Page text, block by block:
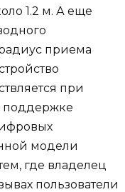
1.2 м. А еще
приема
при
поддержке
модели
где владелец
пользователи